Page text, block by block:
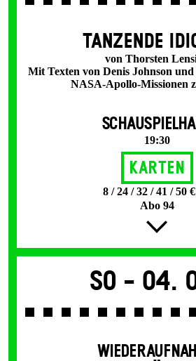
TANZENDE
von Thorsten
Mit Texten von Denis Johnson
NASA-Apollo-Missionen
19:30
Karten
8 / 24 / 32 / 41 / 50
Abo 94
So - 04.